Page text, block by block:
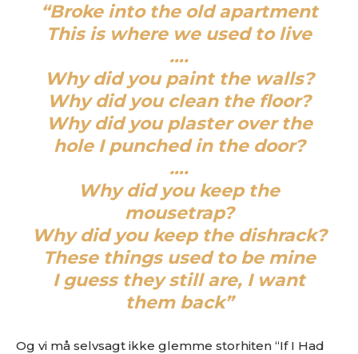
“Broke into the old apartment
This is where we used to live
….
Why did you paint the walls?
Why did you clean the floor?
Why did you plaster over the
hole I punched in the door?
….
Why did you keep the
mousetrap?
Why did you keep the dishrack?
These things used to be mine
I guess they still are, I want
them back”
Og vi må selvsagt ikke glemme storhiten “If I Had